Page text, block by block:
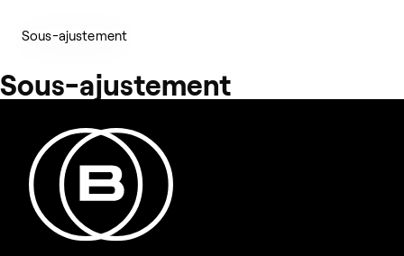
Sous-ajustement
Sous-ajustement